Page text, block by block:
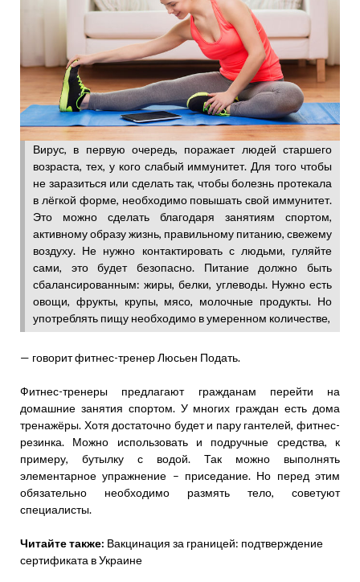
Вирус, в первую очередь, поражает людей старшего
возраста, тех, у кого слабый иммунитет. Для того чтобы
не заразиться или сделать так, чтобы болезнь протекала
в лёгкой форме, необходимо повышать свой иммунитет.
Это можно сделать благодаря занятиям спортом,
активному образу жизнь, правильному питанию, свежему
воздуху. Не нужно контактировать с людьми, гуляйте
сами, это будет безопасно. Питание должно быть
сбалансированным: жиры, белки, углеводы. Нужно есть
овощи, фрукты, крупы, мясо, молочные продукты. Но
употреблять пищу необходимо в умеренном количестве,
— говорит фитнес-тренер Люсьен Подать.
Фитнес-тренеры предлагают гражданам перейти на
домашние занятия спортом. У многих граждан есть дома
тренажёры. Хотя достаточно будет и пару гантелей, фитнес-
резинка. Можно использовать и подручные средства, к
примеру, бутылку с водой. Так можно выполнять
элементарное упражнение – приседание. Но перед этим
обязательно необходимо размять тело, советуют
специалисты.
Читайте также: Вакцинация за границей: подтверждение
сертификата в Украине